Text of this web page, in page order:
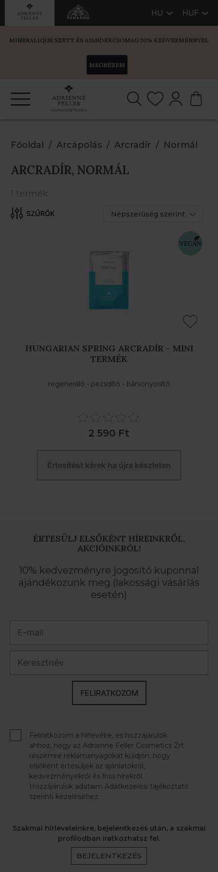
HU HUF
MINERALIQUE SZETT ÉS AJÁNDÉKCSOMAG 20% KEDVEZMÉNNYEL
MEGNÉZEM
Főoldal Arcápolás Arcradír Normál
ARCRADÍR, NORMÁL
1 termék
Népszerűség szerint
HUNGARIAN SPRING ARCRADÍR - MINI
TERMÉK
regeneráló - pezsdítő - bársonyosító
2 590 Ft
Értesítést kérek ha újra készleten
ÉRTESÜLJ ELSŐKÉNT HÍREINKRŐL,
AKCIÓINKRÓL!
10% kedvezményre jogosító kuponnal
ajándékozunk meg (lakossági vásárlás
esetén)
FELIRATKOZOM
Feliratkozom a hírlevélre, és hozzájárulok
ahhoz, hogy az Adrienne Feller Cosmetics Zrt.
részemre reklámanyagokat küldjön, hogy
elsőként értesüljek az ajánlatokról,
kedvezményekről és friss hírekről.
Hozzájárulok adataim Adatkezelési tájékoztató
szerinti kezeléséhez.
Szakmai hírleveleinkre, bejelentkezés után, a szakmai
profilodban iratkozhatsz fel.
BEJELENTKEZÉS